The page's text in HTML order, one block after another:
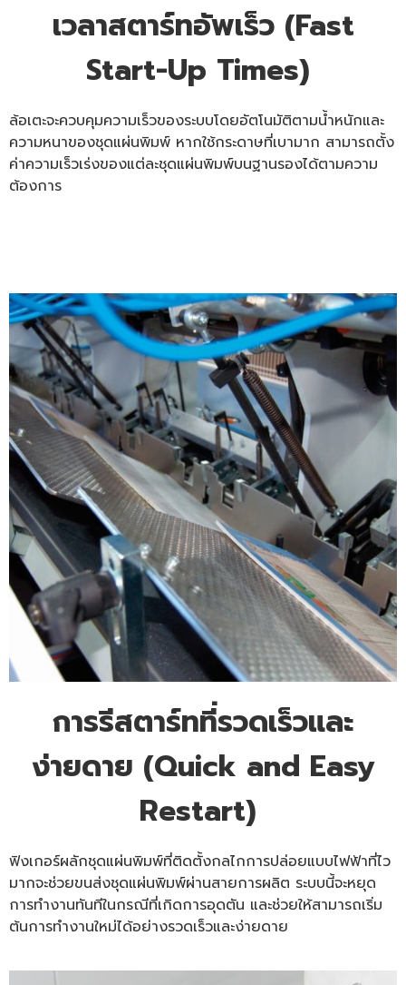
เวลาสตาร์ทอัพเร็ว (Fast
Start-Up Times)
ล้อเตะจะควบคุมความเร็วของระบบโดยอัตโนมัติตามน้ำหนักและ
ความหนาของชุดแผ่นพิมพ์ หากใช้กระดาษที่เบามาก สามารถตั้ง
ค่าความเร็วเร่งของแต่ละชุดแผ่นพิมพ์บนฐานรองได้ตามความ
ต้องการ
การรีสตาร์ทที่รวดเร็วและ
ง่ายดาย (Quick and Easy
Restart)
ฟิงเกอร์ผลักชุดแผ่นพิมพ์ที่ติดตั้งกลไกการปล่อยแบบไฟฟ้าที่ไว
มากจะช่วยขนส่งชุดแผ่นพิมพ์ผ่านสายการผลิต ระบบนี้จะหยุด
การทำงานทันทีในกรณีที่เกิดการอุดตัน และช่วยให้สามารถเริ่ม
ต้นการทำงานใหม่ได้อย่างรวดเร็วและง่ายดาย